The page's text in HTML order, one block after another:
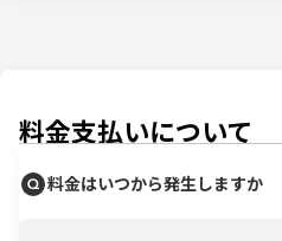
料金支払いについて
料金はいつから発生しますか